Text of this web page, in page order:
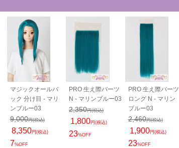
マジックオールバ
ック 分け目 - マリ
ンブルー03
9,000円(税込)
8,350円(税込)
7%OFF
PRO 生え際パーツ
N - マリンブルー03
2,350円(税込)
1,800円(税込)
23%OFF
PRO 生え際パーツ
ロング N - マリン
ブルー03
2,460円(税込)
1,900円(税込)
23%OFF